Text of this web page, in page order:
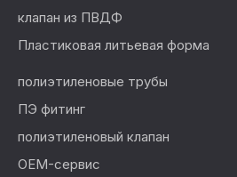
клапан из ПВДФ
Пластиковая литьевая форма
полиэтиленовые трубы
ПЭ фитинг
полиэтиленовый клапан
OEM-сервис